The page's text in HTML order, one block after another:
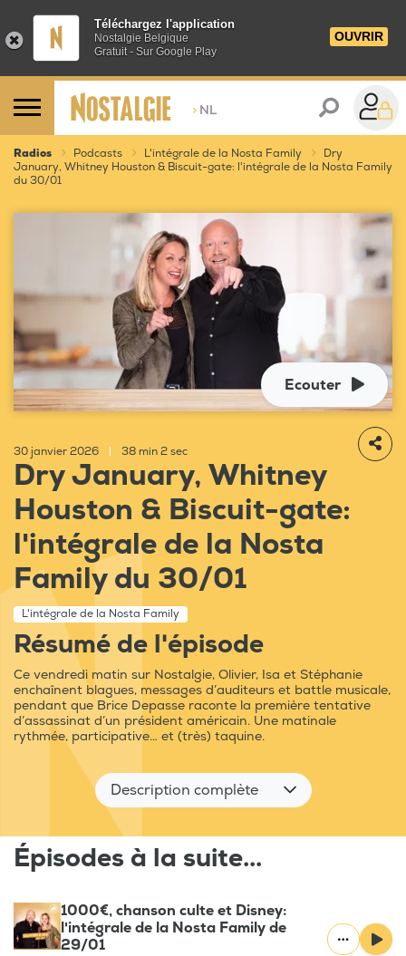
Téléchargez l'application
Nostalgie Belgique
Gratuit - Sur Google Play
OUVRIR
> NL
Radios Podcasts L'intégrale de la Nosta Family
Dry
January, Whitney Houston & Biscuit-gate: l'intégrale de la Nosta Family
du 30/01
Ecouter
30 janvier 2026 38 min 2 sec
Dry January, Whitney
Houston & Biscuit-gate:
l'intégrale de la Nosta
Family du 30/01
L'intégrale de la Nosta Family
Résumé de l'épisode
Ce vendredi matin sur Nostalgie, Olivier, Isa et Stéphanie
enchaînent blagues, messages d’auditeurs et battle musicale,
pendant que Brice Depasse raconte la première tentative
d’assassinat d’un président américain. Une matinale
rythmée, participative… et (très) taquine.
Description complète
Épisodes à la suite...
1000€, chanson culte et Disney:
l'intégrale de la Nosta Family de
29/01